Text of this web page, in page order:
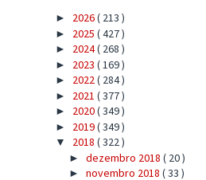
► 2026( 213 )
► 2025 ( 427 )
► 2024( 268 )
► 2023 ( 169 )
► 2022( 284 )
► 2021 ( 377 )
► 2020( 349 )
► 2019( 349 )
▼ 2018 ( 322 )
► dezembro 2018 ( 20 )
► novembro 2018 ( 33 )